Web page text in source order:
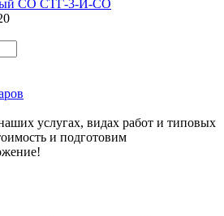
СО СТГ-3-И-СО
услугах, видах работ и типовых
и подготовим